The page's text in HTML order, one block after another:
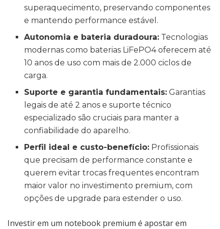
superaquecimento, preservando componentes
e mantendo performance estável.
Autonomia e bateria duradoura: Tecnologias
modernas como baterias LiFePO4 oferecem até
10 anos de uso com mais de 2.000 ciclos de
carga.
Suporte e garantia fundamentais: Garantias
legais de até 2 anos e suporte técnico
especializado são cruciais para manter a
confiabilidade do aparelho.
Perfil ideal e custo-benefício: Profissionais
que precisam de performance constante e
querem evitar trocas frequentes encontram
maior valor no investimento premium, com
opções de upgrade para estender o uso.
Investir em um notebook premium é apostar em